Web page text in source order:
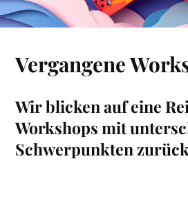
Vergangene
Wir blicken auf eine
Workshops mit
Schwerpunkten